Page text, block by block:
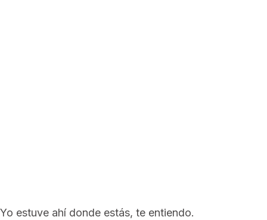
Yo estuve ahí donde estás, te entiendo.